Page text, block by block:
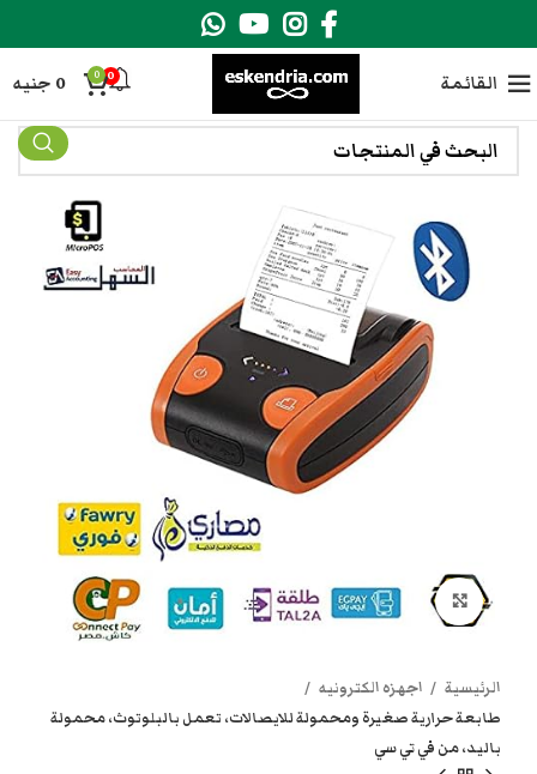
القائمة 0
0
0 جنيه
انقر هنا لتكبير الصورة
الرئيسية
اجهزه الكترونيه
طابعة حرارية صغيرة ومحمولة للايصالات، تعمل بالبلوتوث، محمولة
باليد، من في تي سي